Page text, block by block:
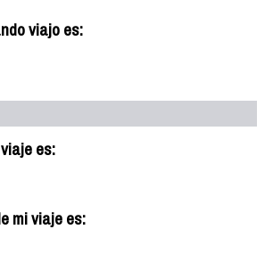
viajo es:
es:
mi viaje es: